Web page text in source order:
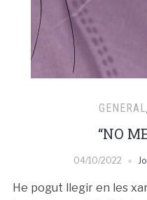
GENERAL,
“NO
04/10/2022
He pogut llegir en les